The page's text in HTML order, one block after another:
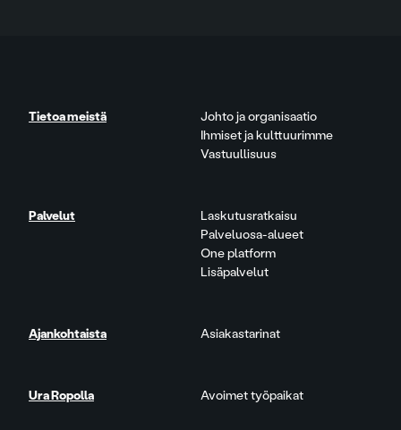
Tietoa meistä
Johto ja organisaatio
Ihmiset ja kulttuurimme
Vastuullisuus
Palvelut
Laskutusratkaisu
Palveluosa-alueet
One platform
Lisäpalvelut
Ajankohtaista Asiakastarinat
Ura Ropolla Avoimet työpaikat